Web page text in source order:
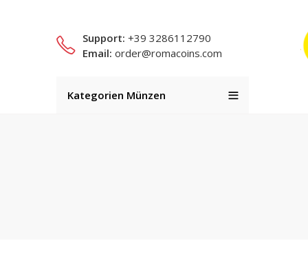
Support: +39 3286112790
Email: order@romacoins.com
Kategorien Münzen